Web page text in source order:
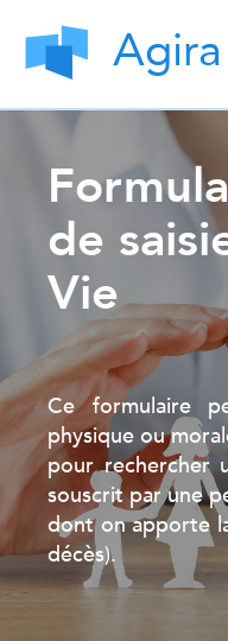
de
Vie
Ce formulaire
physique ou
pour rechercher
souscrit par une
dont on apporte
décès).